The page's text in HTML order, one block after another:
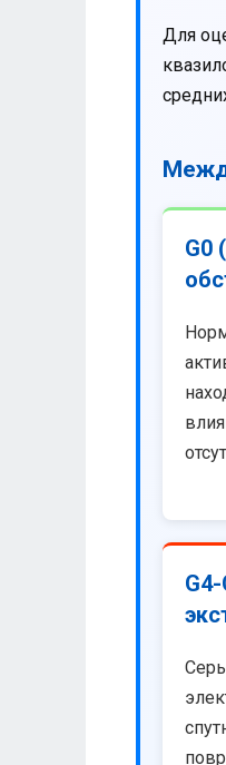
Для
G0